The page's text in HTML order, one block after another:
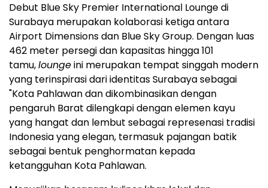
Debut Blue Sky Premier International Lounge di
Surabaya merupakan kolaborasi ketiga antara
Airport Dimensions dan Blue Sky Group. Dengan luas
462 meter persegi dan kapasitas hingga 101
tamu,loungeini merupakan tempat singgah modern
yang terinspirasi dari identitas Surabaya sebagai
"Kota Pahlawan dan dikombinasikan dengan
pengaruh Barat dilengkapi dengan elemen kayu
yang hangat dan lembut sebagai represenasi tradisi
Indonesia yang elegan, termasuk pajangan batik
sebagai bentuk penghormatan kepada
ketangguhan Kota Pahlawan.